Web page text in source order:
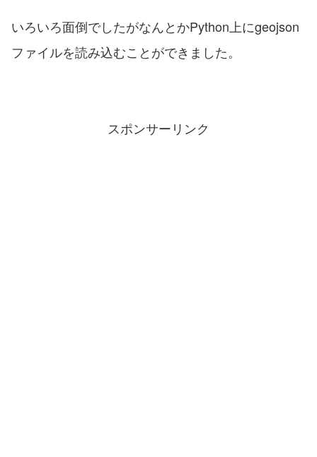
いろいろ面倒でしたがなんとかPython上にgeojson
ファイルを読み込むことができました。
スポンサーリンク